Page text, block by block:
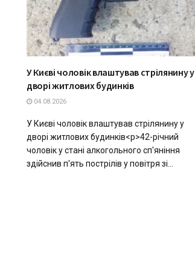
У Києві чоловік влаштував стрілянину у
дворі житлових будинків
04.08.2026
У Києві чоловік влаштував стрілянину у
дворі житлових будинків<p>42-річний
чоловік у стані алкогольного сп'яніння
здійснив п'ять пострілів у повітря зі...